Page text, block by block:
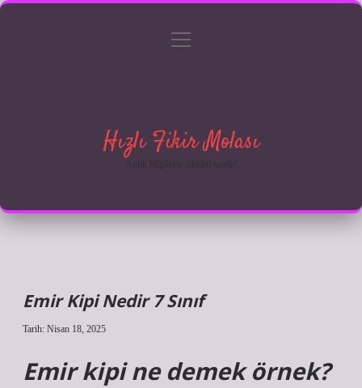
Gizlilik Politikası
menüyü
Hızlı Fikir Molası
Anlık bilgilerle zihnini tazele!
Emir Kipi Nedir 7 Sınıf
Tarih: Nisan 18, 2025
Emir kipi ne demek örnek?